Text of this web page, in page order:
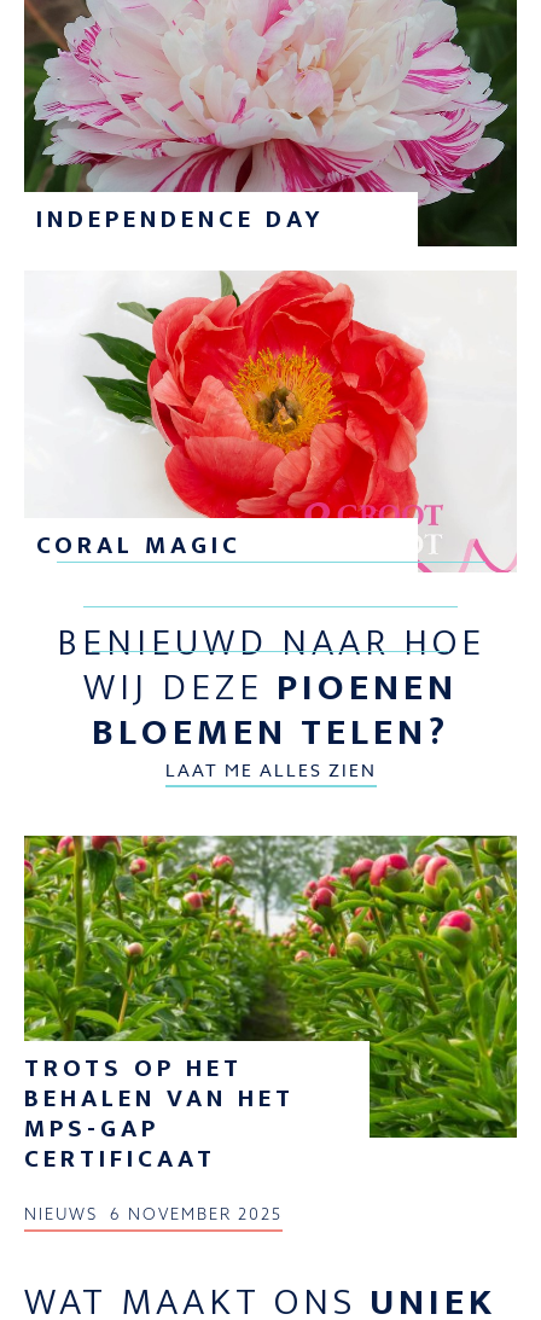
INDEPENDENCE DAY
CORAL MAGIC
BENIEUWD NAAR HOE
WIJ DEZE PIOENEN
BLOEMEN TELEN?
LAAT ME ALLES ZIEN
TROTS OP HET
BEHALEN VAN HET
MPS-GAP
CERTIFICAAT
NIEUWS 6 NOVEMBER 2025
WAT MAAKT ONS UNIEK